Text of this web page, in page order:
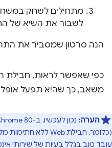
מתחילים לשחק
לשבור את השיא של
הנה סרטון שמסביר את
משאב, כך שהיא תפעל
הערה: